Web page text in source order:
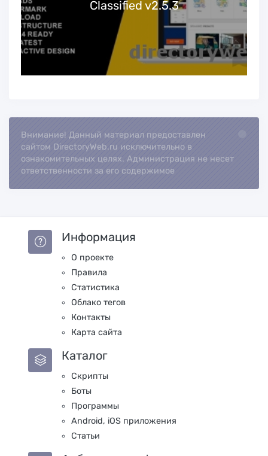
Classified v2.5.3
Внимание! Данный материал предоставлен
сайтом DirectoryWeb.ru исключительно в
ознакомительных целях. Администрация не несет
ответственности за его содержимое
Информация
О проекте
Правила
Статистика
Облако тегов
Контакты
Карта сайта
Каталог
Скрипты
Боты
Программы
Android, iOS приложения
Статьи